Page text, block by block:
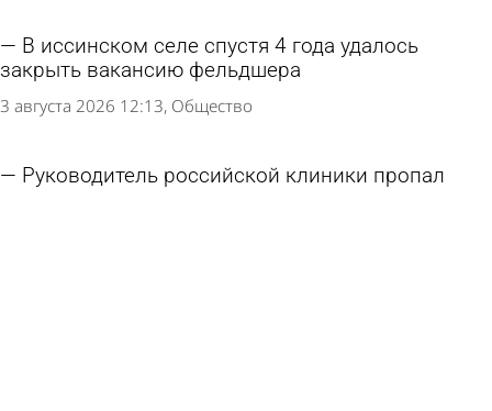
В иссинском селе спустя 4 года удалось
закрыть вакансию фельдшера
3 августа 2026 12:13 Общество
Руководитель российской клиники пропал